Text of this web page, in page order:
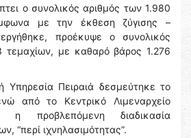
ο συνολικός αριθμός των 1.980
με την έκθεση ζύγισης –
προέκυψε ο συνολικός
τεμαχίων, με καθαρό βάρος 1.276
Υπηρεσία Πειραιά δεσμεύτηκε το
από το Κεντρικό Λιμεναρχείο
η προβλεπόμενη διαδικασία
“περί ιχνηλασιμότητας”.